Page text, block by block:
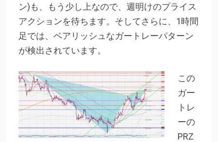
ン)も、もう少し上なので、週明けのプライス
アクションを待ちます。そしてさらに、1時間
足では、ベアリッシュなガートレーパターン
が検出されています。
この
ガー
トレ
ーの
PRZ